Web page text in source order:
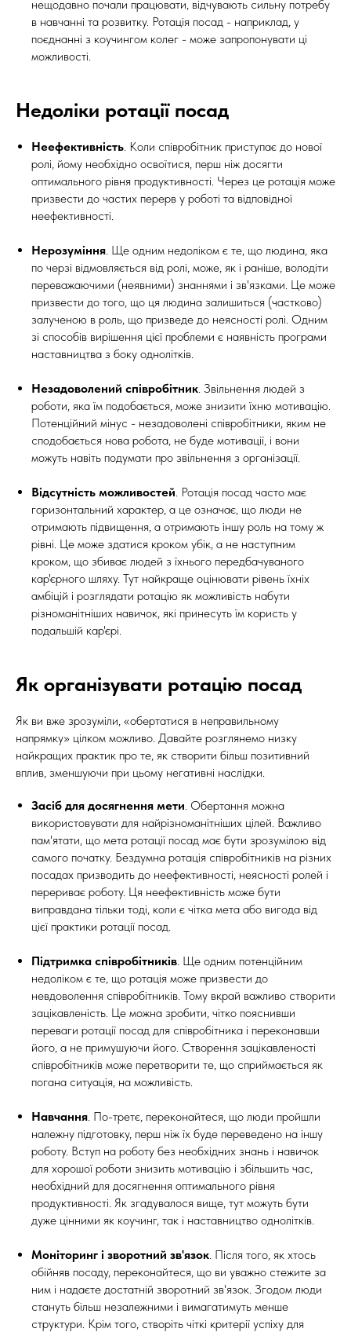
нещодавно почали працювати, відчувають сильну потребу
в навчанні та розвитку. Ротація посад - наприклад, у
поєднанні з коучингом колег - може запропонувати ці
можливості.
Недоліки ротації посад
Неефективність . Коли співробітник приступає до нової
ролі, йому необхідно освоїтися, перш ніж досягти
оптимального рівня продуктивності. Через це ротація може
призвести до частих перерв у роботі та відповідної
неефективності.
Нерозуміння . Ще одним недоліком є те, що людина, яка
по черзі відмовляється від ролі, може, як і раніше, володіти
переважаючими (неявними) знаннями і зв'язками. Це може
призвести до того, що ця людина залишиться (частково)
залученою в роль, що призведе до неясності ролі. Одним
зі способів вирішення цієї проблеми є наявність програми
наставництва з боку однолітків.
Незадоволений співробітник . Звільнення людей з
роботи, яка їм подобається, може знизити їхню мотивацію.
Потенційний мінус - незадоволені співробітники, яким не
сподобається нова робота, не буде мотивації, і вони
можуть навіть подумати про звільнення з організації.
Відсутність можливостей . Ротація посад часто має
горизонтальний характер, а це означає, що люди не
отримають підвищення, а отримають іншу роль на тому ж
рівні. Це може здатися кроком убік, а не наступним
кроком, що збиває людей з їхнього передбачуваного
кар'єрного шляху. Тут найкраще оцінювати рівень їхніх
амбіцій і розглядати ротацію як можливість набути
різноманітніших навичок, які принесуть їм користь у
подальшій кар'єрі.
Як організувати ротацію посад
Як ви вже зрозуміли, «обертатися в неправильному
напрямку» цілком можливо. Давайте розглянемо низку
найкращих практик про те, як створити більш позитивний
вплив, зменшуючи при цьому негативні наслідки.
Засіб для досягнення мети . Обертання можна
використовувати для найрізноманітніших цілей. Важливо
пам'ятати, що мета ротації посад має бути зрозумілою від
самого початку. Бездумна ротація співробітників на різних
посадах призводить до неефективності, неясності ролей і
перериває роботу. Ця неефективність може бути
виправдана тільки тоді, коли є чітка мета або вигода від
цієї практики ротації посад.
Підтримка співробітників . Ще одним потенційним
недоліком є те, що ротація може призвести до
невдоволення співробітників. Тому вкрай важливо створити
зацікавленість. Це можна зробити, чітко пояснивши
переваги ротації посад для співробітника і переконавши
його, а не примушуючи його. Створення зацікавленості
співробітників може перетворити те, що сприймається як
погана ситуація, на можливість.
Навчання . По-третє, переконайтеся, що люди пройшли
належну підготовку, перш ніж їх буде переведено на іншу
роботу. Вступ на роботу без необхідних знань і навичок
для хорошої роботи знизить мотивацію і збільшить час,
необхідний для досягнення оптимального рівня
продуктивності. Як згадувалося вище, тут можуть бути
дуже цінними як коучинг, так і наставництво однолітків.
Моніторинг і зворотний зв'язок . Після того, як хтось
обійняв посаду, переконайтеся, що ви уважно стежите за
ним і надаєте достатній зворотний зв'язок. Згодом люди
стануть більш незалежними і вимагатимуть менше
структури. Крім того, створіть чіткі критерії успіху для